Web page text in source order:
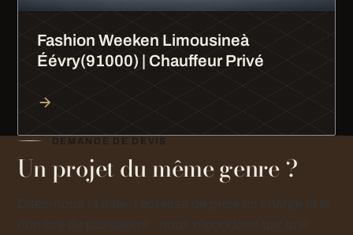
Fashion Weeken Limousineà
Éévry(91000) | Chauffeur Privé
DEMANDE DE DEVIS
Un projet du même genre ?